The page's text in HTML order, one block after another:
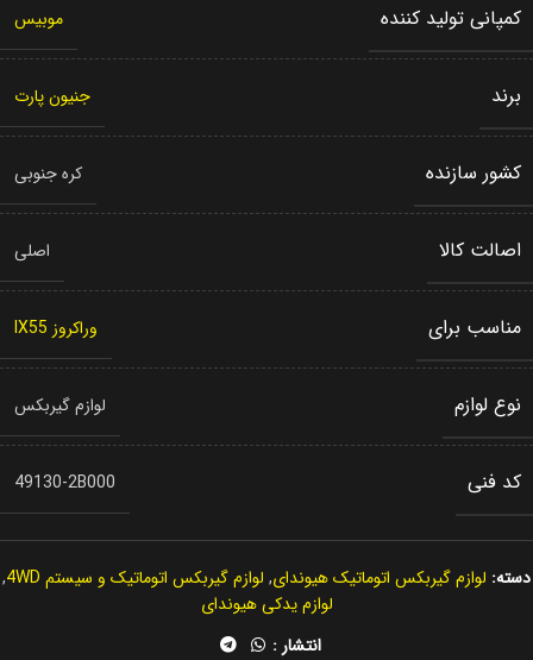
کمپانی تولید کننده موبیس
برند جنیون پارت
کشور سازنده کره جنوبی
اصالت کالا اصلی
مناسب برای وراکروز IX55
نوع لوازم لوازم گیربکس
کد فنی 49130-2B000
دسته: لوازم گیربکس اتوماتیک هیوندای, لوازم گیربکس اتوماتیک و سیستم 4WD
,
لوازم یدکی هیوندای
انتشار :